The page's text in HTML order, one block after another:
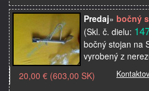
Predaj» bočný
(Skl. č. dielu:
bočný stojan na
vyrobený z
20,00 € (603,00 SK)